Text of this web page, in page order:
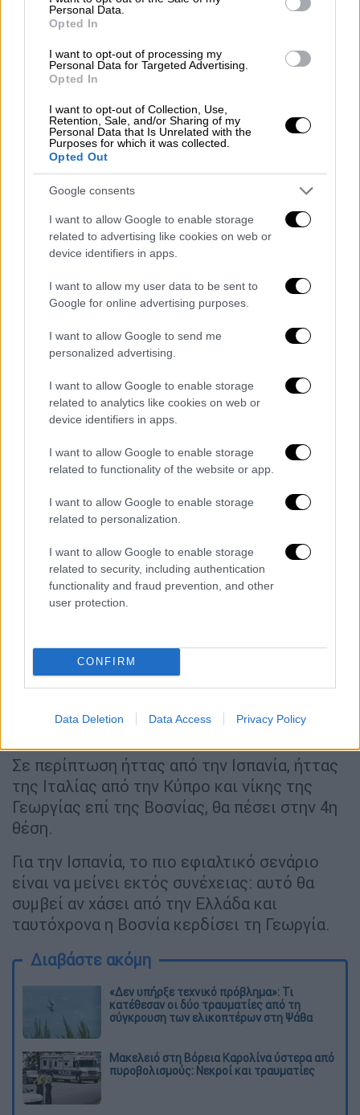
Personal Data.
Opted In
I want to opt-out of processing my
Personal Data for Targeted Advertising.
Opted In
I want to opt-out of Collection, Use,
Retention, Sale, and/or Sharing of my
Personal Data that Is Unrelated with the
Purposes for which it was collected.
Opted Out
Google consents
I want to allow Google to enable storage
related to advertising like cookies on web or
device identifiers in apps.
I want to allow my user data to be sent to
Google for online advertising purposes.
I want to allow Google to send me
personalized advertising.
I want to allow Google to enable storage
related to analytics like cookies on web or
device identifiers in apps.
I want to allow Google to enable storage
related to functionality of the website or app.
I want to allow Google to enable storage
related to personalization.
I want to allow Google to enable storage
related to security, including authentication
functionality and fraud prevention, and other
user protection.
CONFIRM
Data Deletion Data Access Privacy Policy
πόντους, δίνοντας τεράστια ώθηση στη
Γαλανόλευκη. Το ζητούμενο για την ομάδα
του Βασίλη Σπανούλη είναι να βρει ξανά την
αμυντική συνοχή που έλειψε στο
προηγούμενο ματς, ώστε να περιορίσει τα
δυνατά χαρτιά της Ισπανίας.
Οι Ισπανοί δεν έχουν πια τους παλιούς
θρύλους τους, όπως οι Γιουλ, Φερνάντεθ,
όμως, διαθέτουν μια νέα γενιά παικτών με
ποιότητα. Ο Σάντι Αλντάμα (14,5π., 6,3ρ., 2ασ.
μ.ό.) ηγείται στο σκοράρισμα, οι αδελφοί
Ερνανγκόμεθ προσθέτουν δύναμη στη
μοιράζει 4 ασίστ ανά αγώνα. Η Ισπανία
σκοράρει 77,8 πόντους κατά μέσο όρο,
έναντι 85,5 της Ελλάδας, αλλά υπερέχει στα
ριμπάουντ (38,5 έναντι 34,5).
Η Ελλάδα εκτός των άλλων έχει να
ξεπεράσει και την αρνητική παράδοση που
έχει απέναντι στους Ισπανούς. Συνολικά οι
δύο ομάδες έχουν αγωνιστεί 47 φορές με το
επιμέρους σκορ να είναι 34-13 υπέρ των
Ισπανών. Στα Eurobasket έχουν αναμετρηθεί
15 φορές και το σκορ ειναι 11-4 υπέρ των
Όσον αφορά τα σενάρια κατάταξης
Η Ελλάδα θα είναι 1η με νίκη επί της
Θα τερματίσει 2η με ήττα έως 27 πόντους,
αν ταυτόχρονα νικήσουν Ιταλία και Γεωργία.
Θα είναι 3η αν ηττηθεί με 28+ πόντους και
επικρατήσουν Ιταλία και Γεωργία.
Σε περίπτωση ήττας από την Ισπανία, ήττας
της Ιταλίας από την Κύπρο και νίκης της
Γεωργίας επί της Βοσνίας, θα πέσει στην 4η
θέση.
Για την Ισπανία, το πιο εφιαλτικό σενάριο
είναι να μείνει εκτός συνέχειας: αυτό θα
συμβεί αν χάσει από την Ελλάδα και
ταυτόχρονα η Βοσνία κερδίσει τη Γεωργία.
Διαβάστε ακόμη
«Δεν υπήρξε τεχνικό πρόβλημα»: Τι
κατέθεσαν οι δύο τραυματίες από τη
σύγκρουση των ελικοπτέρων στη Ψάθα
Μακελειό στη Βόρεια Καρολίνα ύστερα από
πυροβολισμούς: Νεκροί και τραυματίες